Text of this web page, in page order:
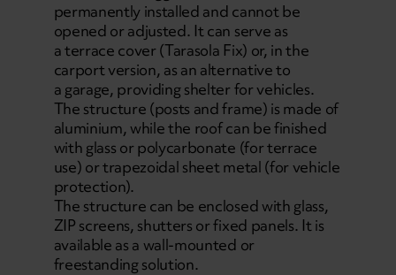
permanently installed and cannot be
opened or adjusted. It can serve as
a terrace cover (Tarasola Fix) or, in the
carport version, as an alternative to
a garage, providing shelter for vehicles.
The structure (posts and frame) is made of
aluminium, while the roof can be finished
with glass or polycarbonate (for terrace
use) or trapezoidal sheet metal (for vehicle
protection).
The structure can be enclosed with glass,
ZIP screens, shutters or fixed panels. It is
available as a wall-mounted or
freestanding solution.